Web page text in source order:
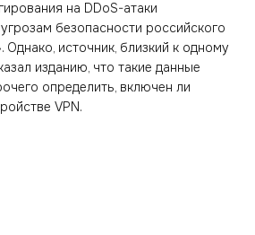
на DDoS-атаки
безопасности российского
Однако, источник, близкий к одному
изданию, что такие данные
определить, включен ли
VPN.